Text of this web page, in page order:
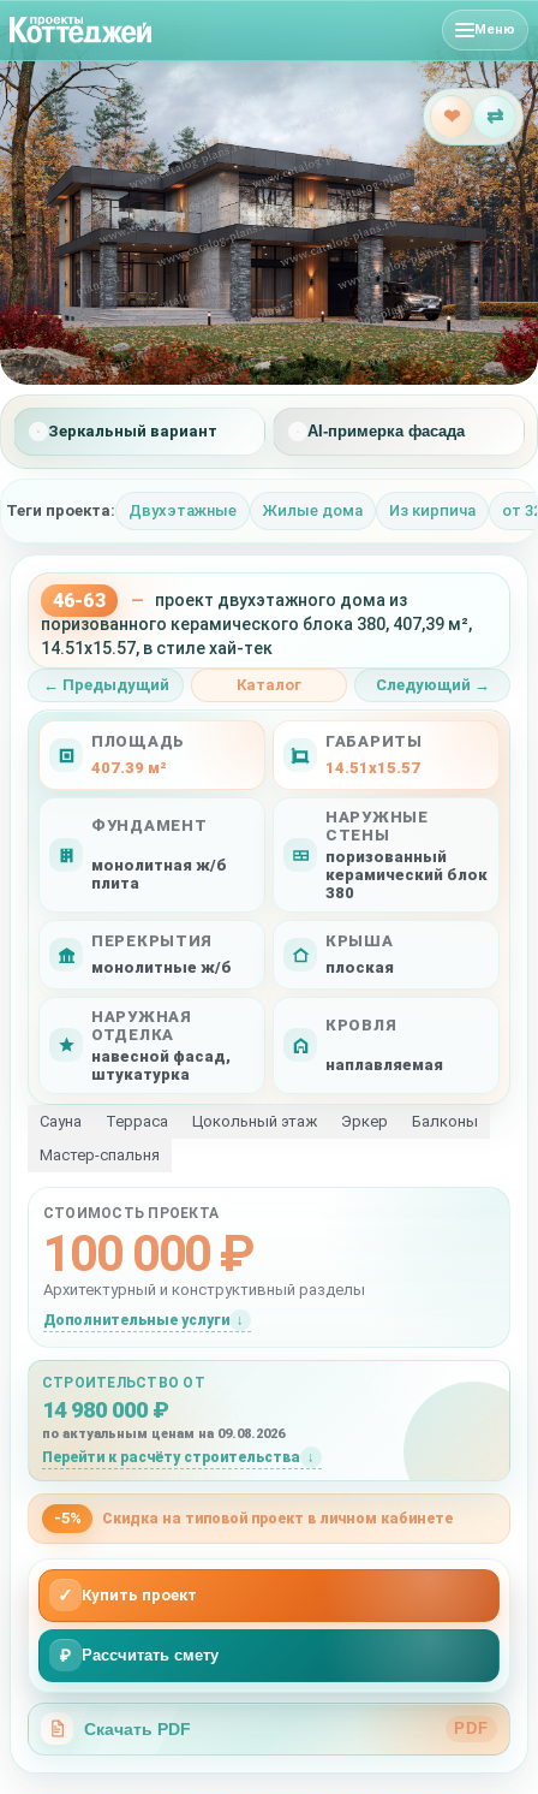
Меню
Зеркальный вариант AI-примерка фасада
Теги проекта: Двухэтажные Жилые дома Из кирпича от
❤ ⇄
46-63 —
проект двухэтажного дома из
поризованного керамического блока 380, 407,39 м²,
14.51x15.57, в стиле хай-тек
← Предыдущий Каталог Следующий →
ПЛОЩАДЬ
407.39 м²
ГАБАРИТЫ
14.51x15.57
ФУНДАМЕНТ
монолитная ж/б
плита
НАРУЖНЫЕ
СТЕНЫ
поризованный
керамический блок
380
ПЕРЕКРЫТИЯ
монолитные ж/б
КРЫША
плоская
НАРУЖНАЯ
ОТДЕЛКА
навесной фасад,
штукатурка
КРОВЛЯ
наплавляемая
Сауна Терраса Цокольный этаж Эркер
Балконы
Мастер-спальня
СТОИМОСТЬ ПРОЕКТА
100 000 ₽
Архитектурный и конструктивный разделы
Дополнительные услуги
СТРОИТЕЛЬСТВО ОТ
14 980 000 ₽
по актуальным ценам на 09.08.2026
Перейти к расчёту строительства
-5% Скидка на типовой проект в личном кабинете
✓ Купить проект
₽ Рассчитать смету
Скачать PDF PDF